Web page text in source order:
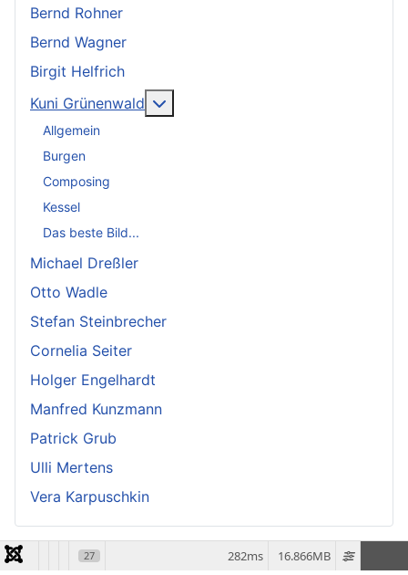
Bernd Rohner
Bernd Wagner
Birgit Helfrich
Kuni Grünenwald
Allgemein
Burgen
Composing
Kessel
Das beste Bild...
Michael Dreßler
Otto Wadle
Stefan Steinbrecher
Cornelia Seiter
Holger Engelhardt
Manfred Kunzmann
Patrick Grub
Ulli Mertens
Vera Karpuschkin
27 16.866MB
282ms